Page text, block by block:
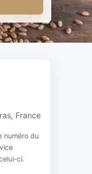
France
numéro du
ci.